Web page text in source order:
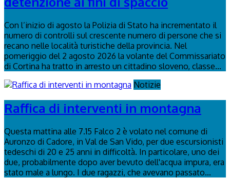
Con l’inizio di agosto la Polizia di Stato ha incrementato il
numero di controlli sul crescente numero di persone che si
recano nelle località turistiche della provincia. Nel
pomeriggio del 2 agosto 2026 la volante del Commissariato
di Cortina ha tratto in arresto un cittadino sloveno, classe...
Notizie
Raffica di interventi in montagna
Questa mattina alle 7.15 Falco 2 è volato nel comune di
Auronzo di Cadore, in Val de San Vido, per due escursionisti
tedeschi di 20 e 25 anni in difficoltà. In particolare, uno dei
due, probabilmente dopo aver bevuto dell'acqua impura, era
stato male a lungo. I due ragazzi, che avevano passato...